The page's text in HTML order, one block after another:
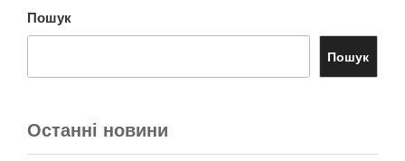
Пошук
Пошук
Останні новини